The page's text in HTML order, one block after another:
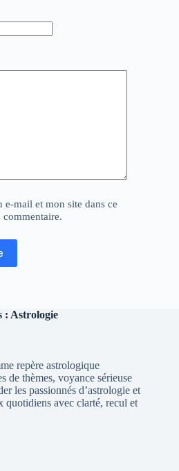
mail et mon site dans ce
: Astrologie
repère astrologique
de thèmes, voyance sérieuse
les passionnés d’astrologie et
quotidiens avec clarté, recul et